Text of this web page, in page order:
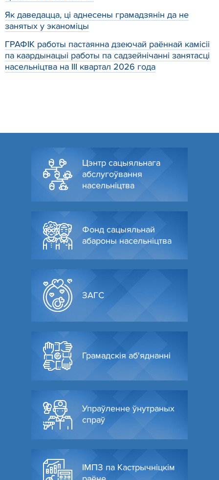
Як даведацца, ці аднесены грамадзянін да не
занятых у эканоміцы
ГРАФІК работы пастаянна дзеючай раённай камісіі
па каардынацыі работы па садзейнічанні занятасці
насельніцтва на III квартал 2026 года
Цэнтр сацыяльнага
абслугоўвання
насельніцтва
Фонд сацыяльнай
абароны насельніцтва
ЗАГС
Грамадскія аб'яднанні
Упраўленне ўнутраных
спраў
ІМПЗ па Кастрычніцкім